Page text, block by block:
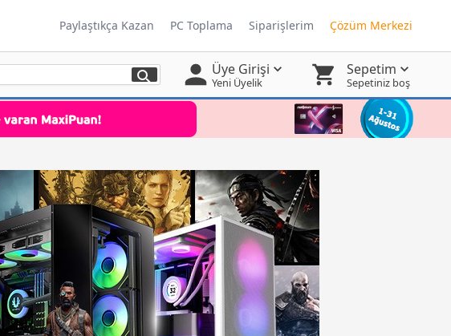
Paylaştıkça Kazan PC Toplama Siparişlerim Çözüm Merkezi
Üye Girişi
Yeni Üyelik
Sepetim
Sepetiniz boş